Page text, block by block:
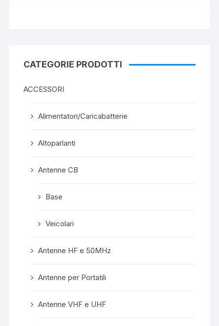
CATEGORIE PRODOTTI
ACCESSORI
Alimentatori/Caricabatterie
Altoparlanti
Antenne CB
Base
Veicolari
Antenne HF e 50MHz
Antenne per Portatili
Antenne VHF e UHF